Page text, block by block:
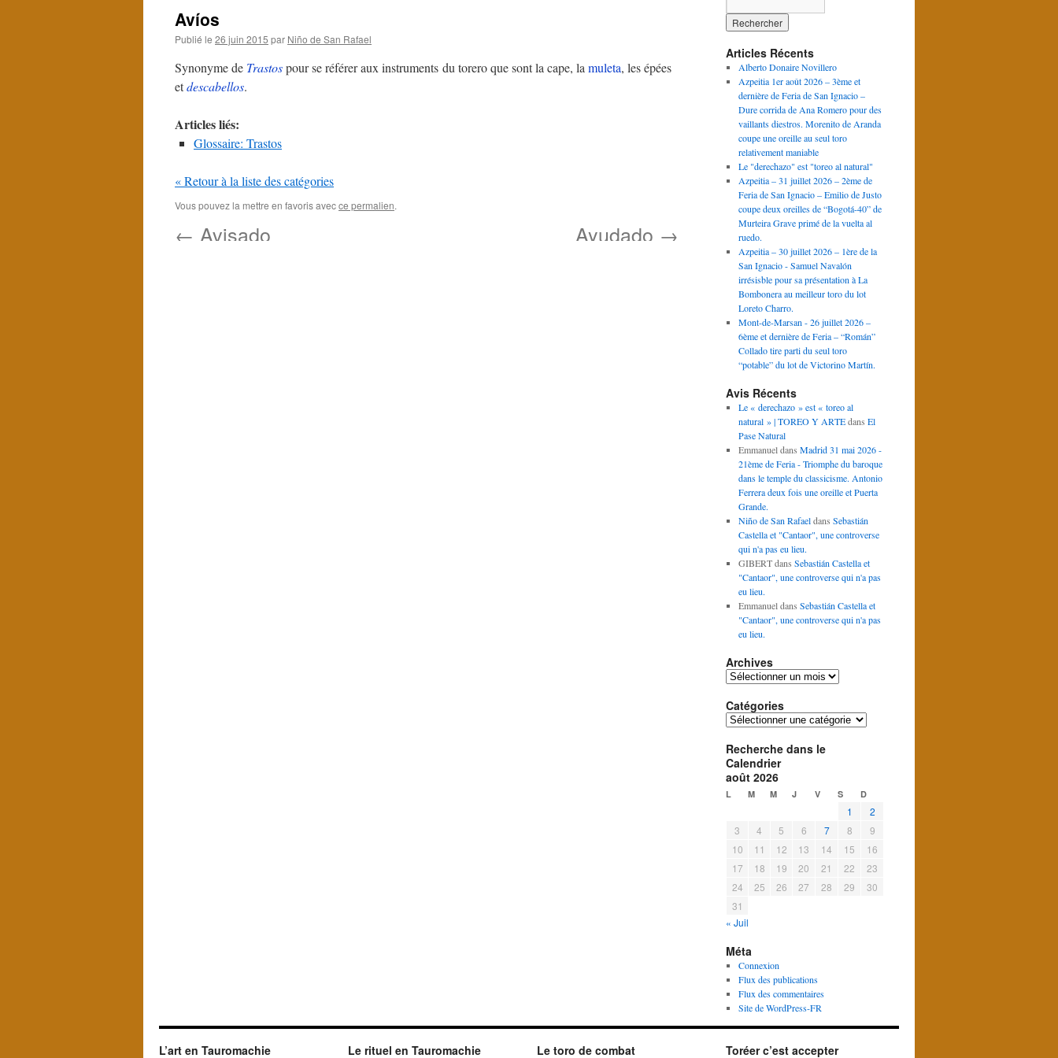
Avíos
Publié le 26 juin 2015 par Niño de San Rafael
Synonyme de Trastospour se référer aux instruments du torero que sont la cape, la muleta, les épées
etdescabellos.
Articles liés:
Glossaire: Trastos
« Retour à la liste des catégories
Vous pouvez la mettre en favoris avecce permalien.
← Avisado Ayudado →
Articles Récents
Alberto Donaire Novillero
Azpeitia 1er août 2026 – 3ème et
dernière de Feria de San Ignacio –
Dure corrida de Ana Romero pour des
vaillants diestros. Morenito de Aranda
coupe une oreille au seul toro
relativement maniable
Le "derechazo" est "toreo al natural"
Azpeitia – 31 juillet 2026 – 2ème de
Feria de San Ignacio – Emilio de Justo
coupe deux oreilles de “Bogotá-40” de
Murteira Grave primé de la vuelta al
ruedo.
Azpeitia – 30 juillet 2026 – 1ère de la
San Ignacio - Samuel Navalón
irrésisble pour sa présentation à La
Bombonera au meilleur toro du lot
Loreto Charro.
Mont-de-Marsan - 26 juillet 2026 –
6ème et dernière de Feria – “Román”
Collado tire parti du seul toro
“potable” du lot de Victorino Martín.
Avis Récents
Le « derechazo » est « toreo al
natural » | TOREO Y ARTEdans El
Pase Natural
Emmanueldans Madrid 31 mai 2026 -
21ème de Feria - Triomphe du baroque
dans le temple du classicisme. Antonio
Ferrera deux fois une oreille et Puerta
Grande.
Niño de San Rafaeldans Sebastián
Castella et "Cantaor", une controverse
qui n'a pas eu lieu.
GIBERTdans Sebastián Castella et
"Cantaor", une controverse qui n'a pas
eu lieu.
Emmanueldans Sebastián Castella et
"Cantaor", une controverse qui n'a pas
eu lieu.
Archives
Archives
Catégories
Catégories
Recherche dans le
Calendrier
août 2026
L M M J V S D
1
2
3
4 5 6 7 8
9
10
11 12 13 14 15
16
17
18 19 20 21 22
23
24
25 26 27 28 29
30
31
« Juil
Méta
Connexion
Flux des publications
Flux des commentaires
Site de WordPress-FR
L’art en Tauromachie Le rituel en Tauromachie Le toro de combat
Toréer c’est accepter